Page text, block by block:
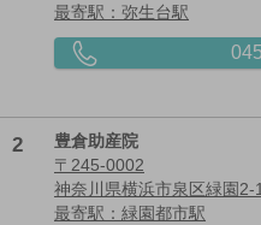
最寄駅：弥生台駅
2
豊倉助産院
〒245-0002
神奈川県横浜市泉区緑園2-
最寄駅：緑園都市駅